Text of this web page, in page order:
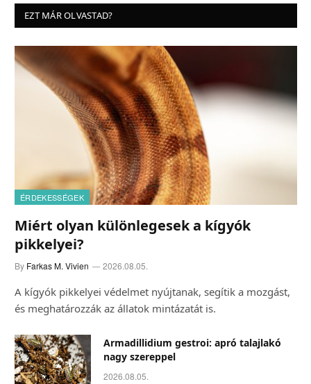
EZT MÁR OLVASTAD?
ÉRDEKESSÉGEK
Miért olyan különlegesek a kígyók
pikkelyei?
By Farkas M. Vivien 2026.08.05.
A kígyók pikkelyei védelmet nyújtanak, segítik a mozgást,
és meghatározzák az állatok mintázatát is.
Armadillidium gestroi: apró talajlakó
nagy szereppel
2026.08.05.